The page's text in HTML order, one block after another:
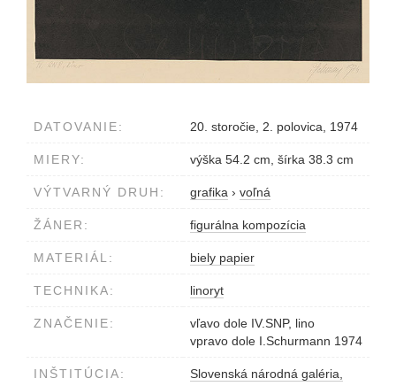
DATOVANIE: 20. storočie, 2. polovica, 1974
MIERY: výška 54.2 cm, šírka 38.3 cm
VÝTVARNÝ DRUH: grafika › voľná
ŽÁNER: figurálna kompozícia
MATERIÁL: biely papier
TECHNIKA: linoryt
ZNAČENIE:
vľavo dole IV.SNP, lino
vpravo dole I.Schurmann 1974
INŠTITÚCIA:
Slovenská národná galéria,